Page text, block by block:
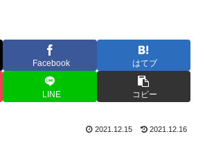
Facebook はてブ
LINE コピー
2021.12.15 2021.12.16